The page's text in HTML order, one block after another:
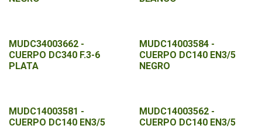
MUDC34003662 -
CUERPO DC340 F.3-6
PLATA
MUDC14003584 -
CUERPO DC140 EN3/5
NEGRO
MUDC14003581 -
CUERPO DC140 EN3/5
MUDC14003562 -
CUERPO DC140 EN3/5